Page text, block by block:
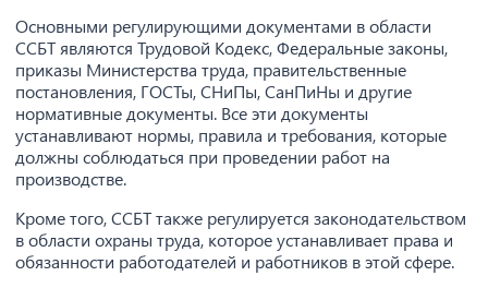
Основными регулирующими документами в области
ССБТ являются Трудовой Кодекс, Федеральные законы,
приказы Министерства труда, правительственные
постановления, ГОСТы, СНиПы, СанПиНы и другие
нормативные документы. Все эти документы
устанавливают нормы, правила и требования, которые
должны соблюдаться при проведении работ на
производстве.
Кроме того, ССБТ также регулируется законодательством
в области охраны труда, которое устанавливает права и
обязанности работодателей и работников в этой сфере.